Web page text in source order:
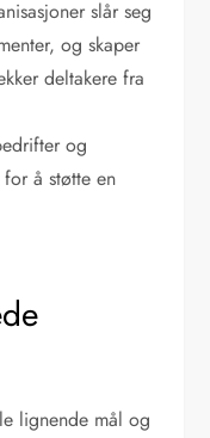
slår seg
og skaper
deltakere fra
og
å støtte en
lignende mål og